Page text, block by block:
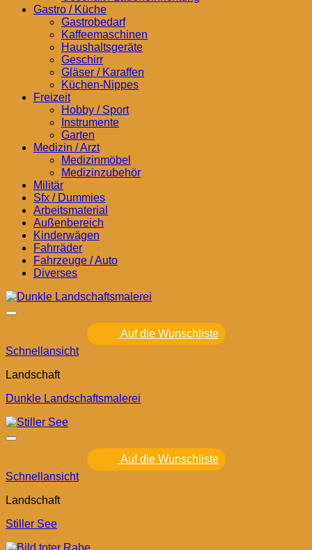
Gastro / Küche
Gastrobedarf
Kaffeemaschinen
Haushaltsgeräte
Geschirr
Gläser / Karaffen
Küchen-Nippes
Freizeit
Hobby / Sport
Instrumente
Garten
Medizin / Arzt
Medizinmöbel
Medizinzubehör
Militär
Sfx / Dummies
Arbeitsmaterial
Außenbereich
Kinderwägen
Fahrräder
Fahrzeuge / Auto
Diverses
Auf die Wunschliste
Schnellansicht
Landschaft
Dunkle Landschaftsmalerei
Auf die Wunschliste
Schnellansicht
Landschaft
Stiller See